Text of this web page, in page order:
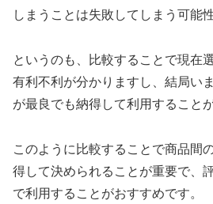
しまうことは失敗してしまう可能
というのも、比較することで現在
有利不利が分かりますし、結局い
が最良でも納得して利用すること
このように比較することで商品間
得して決められることが重要で、
で利用することがおすすめです。